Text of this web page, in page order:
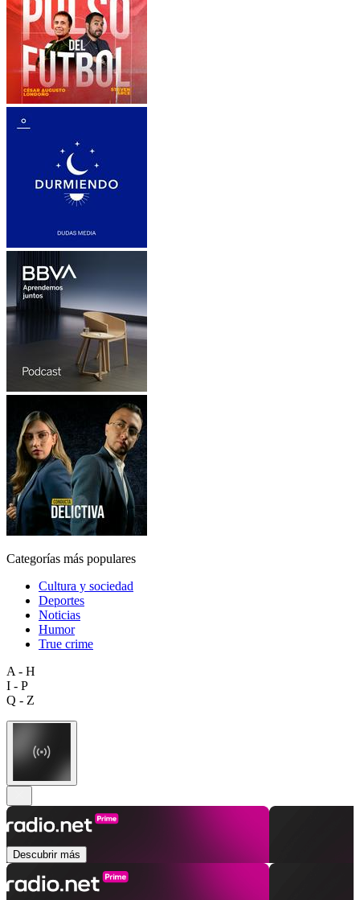
Categorías más populares
Cultura y sociedad
Deportes
Noticias
Humor
True crime
A - H
I - P
Q - Z
Descubrir más